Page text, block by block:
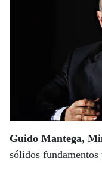
Guido Mantega,
sólidos